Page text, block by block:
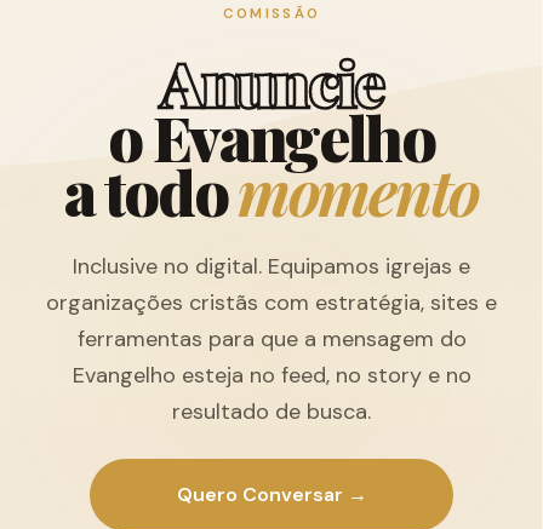
COMISSÃO
Anuncie
oEvangelho
atodomomento
Inclusive no digital. Equipamos igrejas e
organizações cristãs com estratégia, sites e
ferramentas para que a mensagem do
Evangelho esteja no feed, no story e no
resultado de busca.
Quero Conversar →